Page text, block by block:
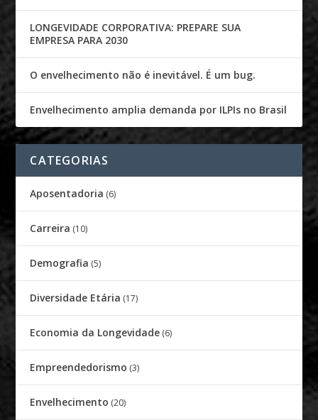
LONGEVIDADE CORPORATIVA: PREPARE SUA
EMPRESA PARA 2030
O envelhecimento não é inevitável. É um bug.
Envelhecimento amplia demanda por ILPIs no Brasil
CATEGORIAS
Aposentadoria (6)
Carreira (10)
Demografia (5)
Diversidade Etária (17)
Economia da Longevidade (6)
Empreendedorismo (3)
Envelhecimento (20)